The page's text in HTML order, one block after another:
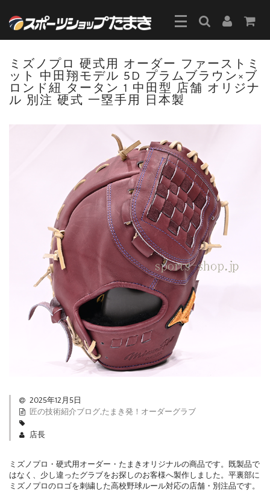
ミズノプロ 硬式用 オーダー ファーストミ
ット 中田翔モデル 5D プラムブラウン×ブ
ロンド紐 タータン 1 中田型 店舗 オリジナ
ル 別注 硬式 一塁手用 日本製
2025年12月5日
匠の技術紹介ブログ,たまき発！オーダーグラブ
店長
ミズノプロ・硬式用オーダー・たまきオリジナルの商品です。既製品で
はなく、少し違ったグラブをお探しのお客様へ製作しました。平裏部に
ミズノプロのロゴを刺繍した高校野球ルール対応の店舗・別注品です。